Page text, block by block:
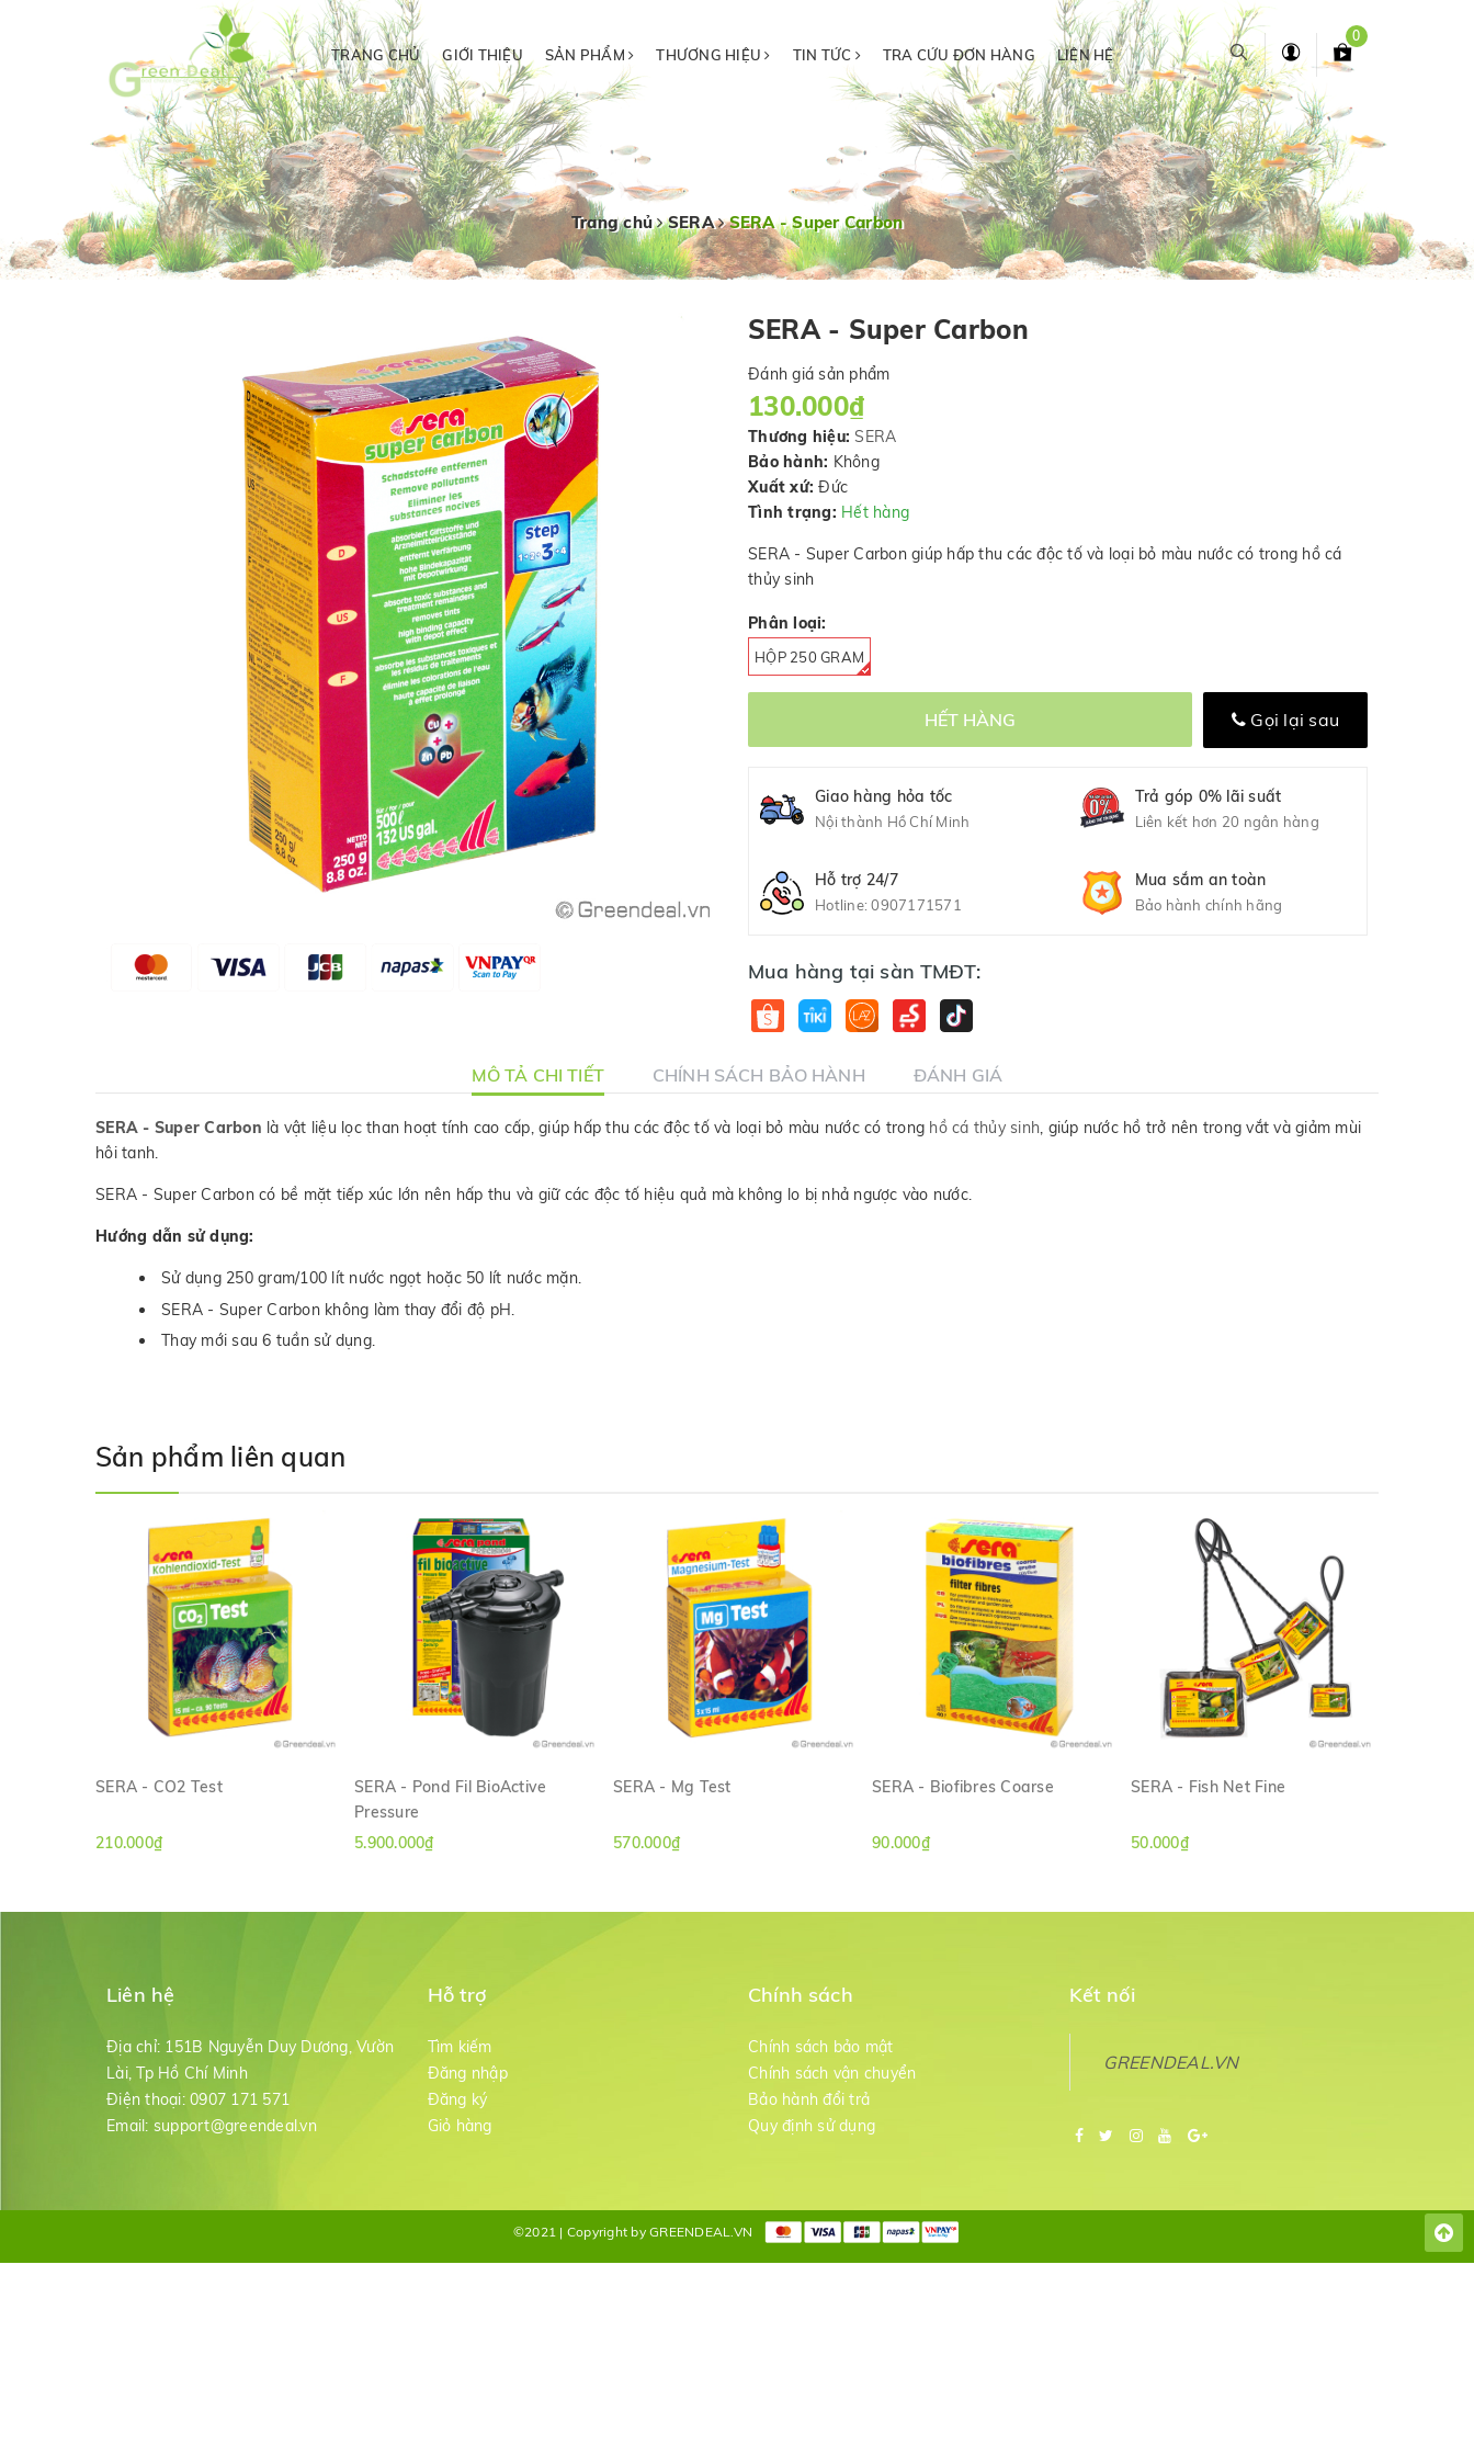
TRANG CHỦ GIỚI THIỆU SẢN PHẨM THƯƠNG HIỆU TIN TỨC TRA CỨU ĐƠN HÀNG LIÊN HỆ
0
Trang chủ SERA SERA - Super Carbon
SERA - Super Carbon
Đánh giá sản phẩm
130.000₫
Thương hiệu: SERA
Bảo hành: Không
Xuất xứ: Đức
Tình trạng: Hết hàng
SERA - Super Carbon giúp hấp thu các độc tố và loại bỏ màu nước có trong hồ cá
thủy sinh
Phân loại:
HỘP 250 GRAM
HẾT HÀNG Gọi lại sau
Giao hàng hỏa tốc
Nội thành Hồ Chí Minh
Trả góp 0% lãi suất
Liên kết hơn 20 ngân hàng
Hỗ trợ 24/7
Hotline:0907171571
Mua sắm an toàn
Bảo hành chính hãng
Mua hàng tại sàn TMĐT:
MÔ TẢ CHI TIẾT CHÍNH SÁCH BẢO HÀNH ĐÁNH GIÁ
SERA - Super Carbon là vật liệu lọc than hoạt tính cao cấp, giúp hấp thu các độc tố và loại bỏ màu nước có trong hồ cá thủy sinh, giúp nước hồ trở nên trong vắt và giảm mùi
hôi tanh.
SERA - Super Carbon có bề mặt tiếp xúc lớn nên hấp thu và giữ các độc tố hiệu quả mà không lo bị nhả ngược vào nước.
Hướng dẫn sử dụng:
Sử dụng 250 gram/100 lít nước ngọt hoặc 50 lít nước mặn.
SERA - Super Carbon không làm thay đổi độ pH.
Thay mới sau 6 tuần sử dụng.
Sản phẩm liên quan
SERA - CO2 Test
210.000₫
SERA - Pond Fil BioActive
Pressure
5.900.000₫
SERA - Mg Test
570.000₫
SERA - Biofibres Coarse
90.000₫
SERA - Fish Net Fine
50.000₫
Liên hệ
Địa chỉ: 151B Nguyễn Duy Dương, Vườn
Lài, Tp Hồ Chí Minh
Điện thoại: 0907 171 571
Email: support@greendeal.vn
Hỗ trợ
Tìm kiếm
Đăng nhập
Đăng ký
Giỏ hàng
Chính sách
Chính sách bảo mật
Chính sách vận chuyển
Bảo hành đổi trả
Quy định sử dụng
Kết nối
GREENDEAL.VN
©2021 | Copyright by GREENDEAL.VN